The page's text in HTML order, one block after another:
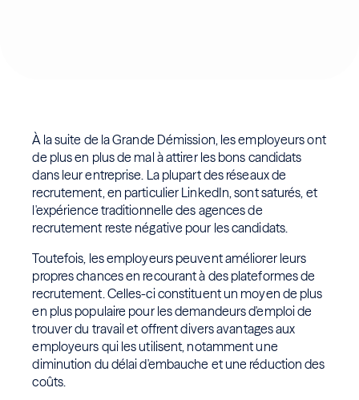
À la suite de la Grande Démission, les employeurs ont
de plus en plus de mal à attirer les bons candidats
dans leur entreprise. La plupart des réseaux de
recrutement, en particulier LinkedIn, sont saturés, et
l'expérience traditionnelle des agences de
recrutement reste négative pour les candidats.
Toutefois, les employeurs peuvent améliorer leurs
propres chances en recourant à des plateformes de
recrutement. Celles-ci constituent un moyen de plus
en plus populaire pour les demandeurs d'emploi de
trouver du travail et offrent divers avantages aux
employeurs qui les utilisent, notamment une
diminution du délai d'embauche et une réduction des
coûts.